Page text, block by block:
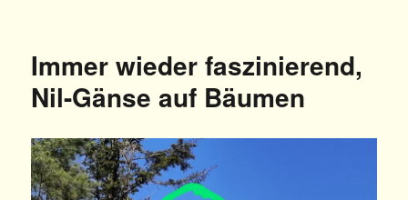
Immer wieder faszinierend,
Nil-Gänse auf Bäumen